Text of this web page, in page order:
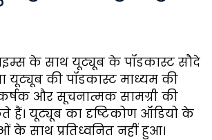
के साथ यूट्यूब के पॉडकास्ट सौदे
यूट्यूब की पॉडकास्ट माध्यम की
और सूचनात्मक सामग्री की
यूट्यूब का दृष्टिकोण ऑडियो के
के साथ प्रतिध्वनित नहीं हुआ।